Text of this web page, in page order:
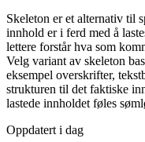
Skeleton er et alternativ til
innhold er i ferd med å
lettere forstår hva som
Velg variant av skeleton
eksempel overskrifter,
strukturen til det faktiske
lastede innholdet føles
Oppdatert i dag